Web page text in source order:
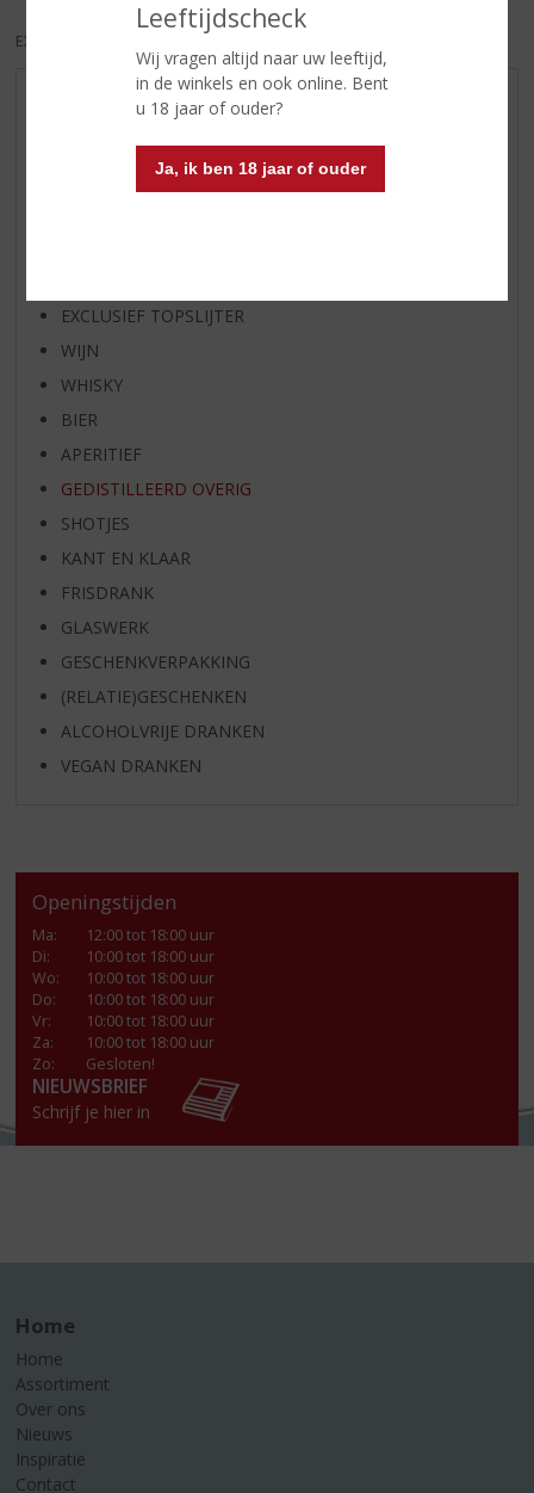
Leeftijdscheck
Wij vragen altijd naar uw leeftijd,
in de winkels en ook online. Bent
u 18 jaar of ouder?
Ja, ik ben 18 jaar of ouder
EXCL. BTW
AANBIEDINGEN
WIJN VAN DE MAAND
WHISKY VAN DE MAAND
EXCLUSIEF TOPSLIJTER
WIJN
WHISKY
BIER
APERITIEF
GEDISTILLEERD OVERIG
SHOTJES
KANT EN KLAAR
FRISDRANK
GLASWERK
GESCHENKVERPAKKING
(RELATIE)GESCHENKEN
ALCOHOLVRIJE DRANKEN
VEGAN DRANKEN
Openingstijden
Ma:
12:00 tot 18:00 uur
Di:
10:00 tot 18:00 uur
Wo:
10:00 tot 18:00 uur
Do:
10:00 tot 18:00 uur
Vr:
10:00 tot 18:00 uur
Za:
10:00 tot 18:00 uur
Zo:
Gesloten!
NIEUWSBRIEF
Schrijf je hier in
Home
Home
Assortiment
Over ons
Nieuws
Inspiratie
Contact